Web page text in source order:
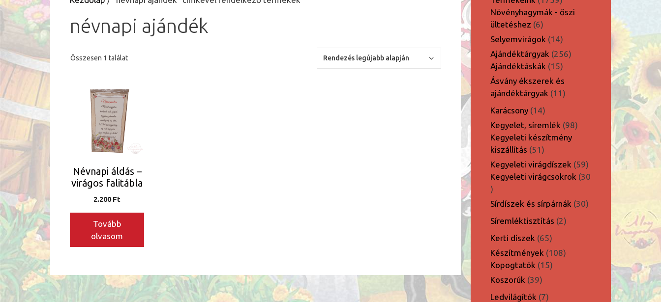
névnapi ajándék
Összesen 1 találat
Névnapi áldás –
virágos falitábla
2.200Ft
Tovább
olvasom
termék
Növényhagymák - őszi
ültetéshez 66
termék
Selyemvirágok 1414
termék
Ajándéktárgyak 256256
Ajándéktáskák 1515
termék
Ásvány ékszerek és
ajándéktárgyak
1111
Karácsony 1414
termék
Kegyelet, síremlék 9898
Kegyeleti készítmény
kiszállítás 5151
termék
Kegyeleti virágdíszek 5959
termék
Kegyeleti virágcsokrok 30
30
termék
Sírdíszek és sírpárnák 3030
Síremléktisztítás 22
Kerti díszek 6565
termék
Készítmények 108108
Kopogtatók 1515
Koszorúk 3939
termék
Ledvilágítók 77